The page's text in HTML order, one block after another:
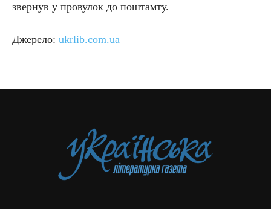
звернув у провулок до поштамту.
Джерело: ukrlib.com.ua